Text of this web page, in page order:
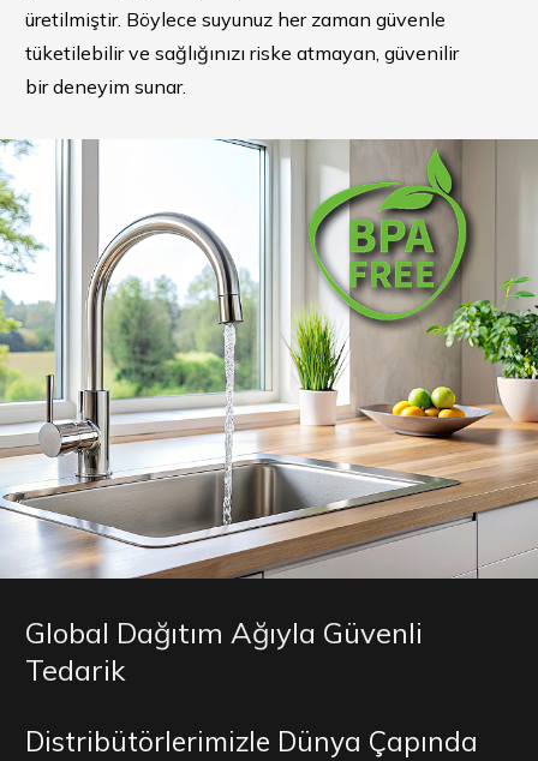
üretilmiştir. Böylece suyunuz her zaman güvenle
tüketilebilir ve sağlığınızı riske atmayan, güvenilir
bir deneyim sunar.
Global Dağıtım Ağıyla Güvenli
Tedarik
Distribütörlerimizle Dünya Çapında